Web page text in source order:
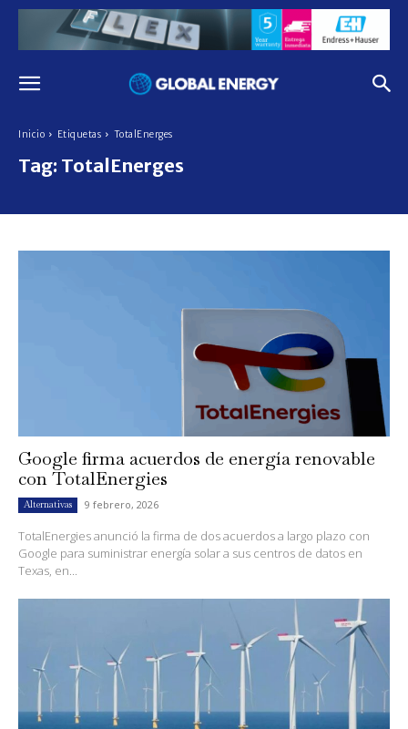
Inicio Etiquetas TotalEnerges
Tag: TotalEnerges
Google firma acuerdos de energía renovable
con TotalEnergies
Alternativas 9 febrero, 2026
TotalEnergies anunció la firma de dos acuerdos a largo plazo con
Google para suministrar energía solar a sus centros de datos en
Texas, en...